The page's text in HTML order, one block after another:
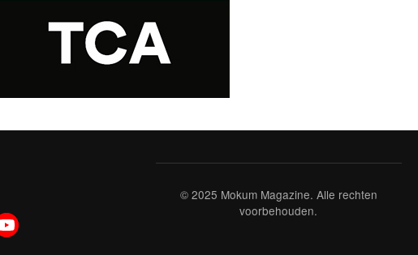
© 2025 Mokum Magazine. Alle rechten
voorbehouden.